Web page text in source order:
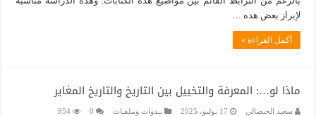
لإبراز بعض هذه …
أكمل القراءة »
ماذا لو…: المعرفة والتخييل بين التاريخ والتاريخ المغاير
سعيد الحنصالي 17 يوليو، 2025 نـدوات وملفـات 0
854